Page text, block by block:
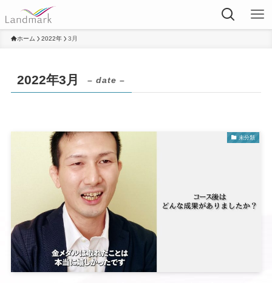
ホーム 2022年 3月
2022年3月 – date –
未分類